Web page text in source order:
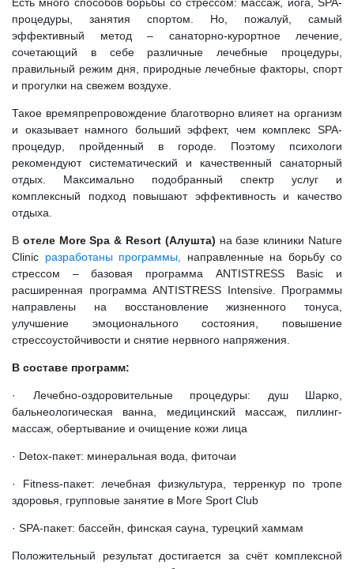
процедуры, занятия спортом. Но, пожалуй, самый
эффективный метод – санаторно-курортное лечение,
сочетающий в себе различные лечебные процедуры,
правильный режим дня, природные лечебные факторы, спорт
и прогулки на свежем воздухе.
Такое времяпрепровождение благотворно влияет на организм
и оказывает намного больший эффект, чем комплекс SPA-
процедур, пройденный в городе. Поэтому психологи
рекомендуют систематический и качественный санаторный
отдых. Максимально подобранный спектр услуг и
комплексный подход повышают эффективность и качество
отдыха.
В отеле More Spa & Resort (Алушта) на базе клиники Nature
Clinic разработаны программы,
направленные на борьбу со
стрессом – базовая программа ANTISTRESS Basic и
расширенная программа ANTISTRESS Intensive. Программы
направлены на восстановление жизненного тонуса,
улучшение эмоционального состояния, повышение
стрессоустойчивости и снятие нервного напряжения.
В составе программ:
· Лечебно-оздоровительные процедуры: душ Шарко,
бальнеологическая ванна, медицинский массаж, пиллинг-
массаж, обертывание и очищение кожи лица
· Detox-пакет: минеральная вода, фиточаи
· Fitness-пакет: лечебная физкультура, терренкур по тропе
здоровья, групповые занятие в More Sport Club
· SPA-пакет: бассейн, финская сауна, турецкий хаммам
Положительный результат достигается за счёт комплексной